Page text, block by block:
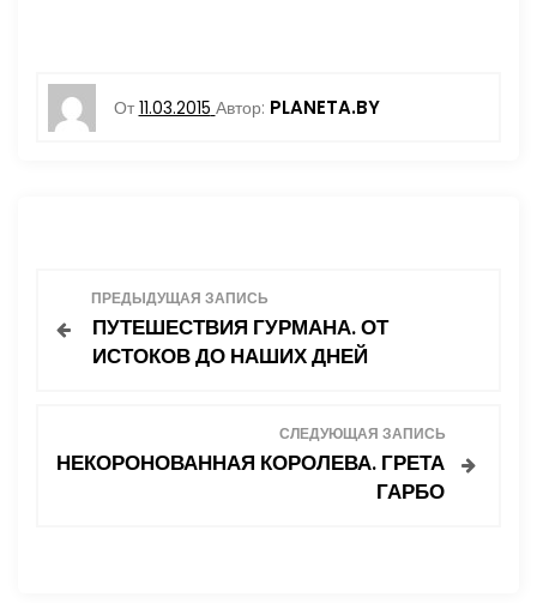
От 11.03.2015 Автор: PLANETA.BY
ПРЕДЫДУЩАЯ ЗАПИСЬ
ПУТЕШЕСТВИЯ ГУРМАНА. ОТ
ИСТОКОВ ДО НАШИХ ДНЕЙ
СЛЕДУЮЩАЯ ЗАПИСЬ
НЕКОРОНОВАННАЯ КОРОЛЕВА. ГРЕТА
ГАРБО